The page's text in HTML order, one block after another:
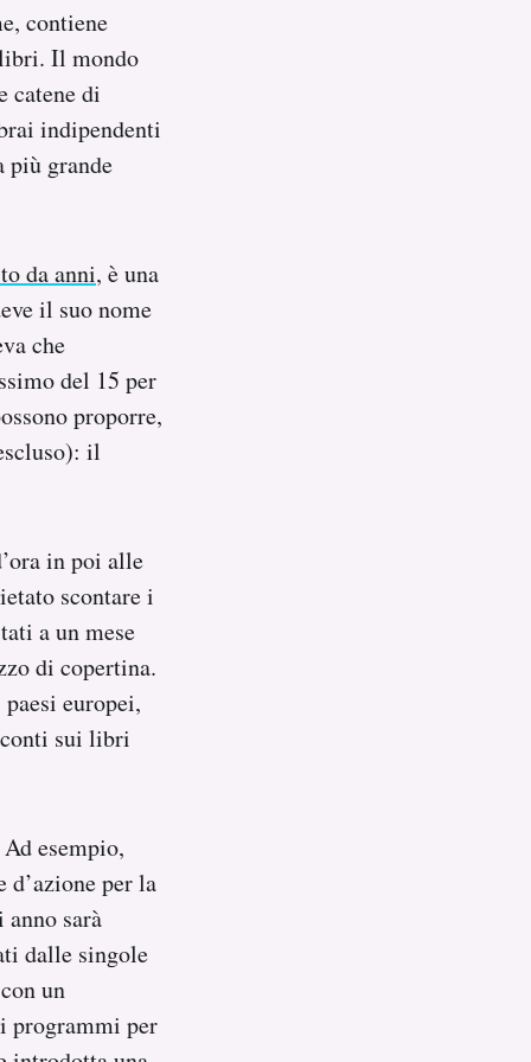
contiene
Il mondo
catene di
indipendenti
più grande
da anni, è una
il suo nome
che
del 15 per
proporre,
il
in poi alle
scontare i
a un mese
di copertina.
europei,
sui libri
esempio,
per la
sarà
dalle singole
un
programmi per